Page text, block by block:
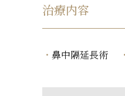
治療内容
鼻中隔延長術